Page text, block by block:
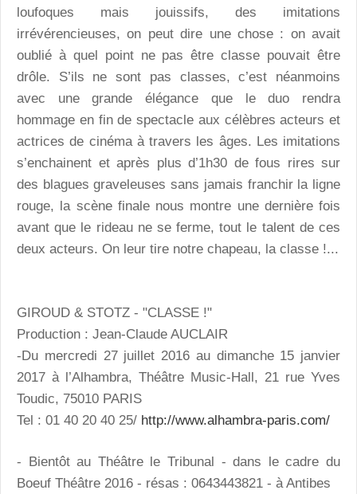
loufoques mais jouissifs, des imitations
irrévérencieuses, on peut dire une chose : on avait
oublié à quel point ne pas être classe pouvait être
drôle. S’ils ne sont pas classes, c’est néanmoins
avec une grande élégance que le duo rendra
hommage en fin de spectacle aux célèbres acteurs et
actrices de cinéma à travers les âges. Les imitations
s’enchainent et après plus d’1h30 de fous rires sur
des blagues graveleuses sans jamais franchir la ligne
rouge, la scène finale nous montre une dernière fois
avant que le rideau ne se ferme, tout le talent de ces
deux acteurs. On leur tire notre chapeau, la classe !...
GIROUD & STOTZ - "CLASSE !"
Production : Jean-Claude AUCLAIR
-Du mercredi 27 juillet 2016 au dimanche 15 janvier
2017 à l’Alhambra, Théâtre Music-Hall, 21 rue Yves
Toudic, 75010 PARIS
Tel : 01 40 20 40 25/ http://www.alhambra-paris.com/
- Bientôt au Théâtre le Tribunal - dans le cadre du
Boeuf Théâtre 2016 - résas : 0643443821 - à Antibes